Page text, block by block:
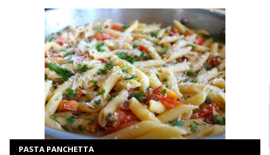
MEER INFORMATIE
Selecteer opties
PASTA PANCHETTA